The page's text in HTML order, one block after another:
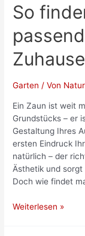
So
Zuhause
Garten / Von
Ein Zaun ist weit
Grundstücks – er
Gestaltung Ihres
ersten Eindruck
natürlich – der
Ästhetik und
Doch wie findet
So
Weiterlesen »